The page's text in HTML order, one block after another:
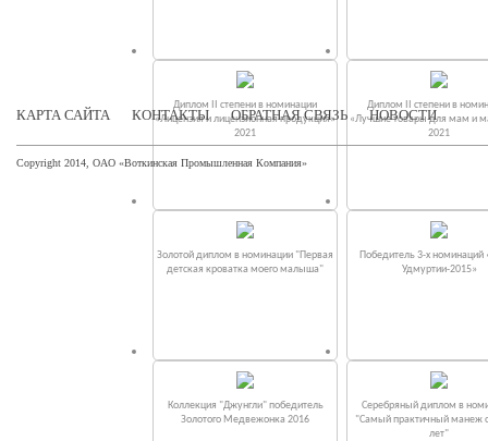
Диплом II степени в номинации
«Лицензия и лицензионная продукция»
2021
Диплом II степени в
«Лучшие товары для мам и
2021
Золотой диплом в номинации "Первая
детская кроватка моего малыша"
Победитель 3-х номинаций
Удмуртии-2015»
Коллекция "Джунгли" победитель
Золотого Медвежонка 2016
Серебряный диплом в
"Самый практичный манеж
лет"
КАРТА САЙТА КОНТАКТЫ ОБРАТНАЯ СВЯЗЬ НОВОСТИ
Copyright 2014, ОАО «Воткинская Промышленная Компания»